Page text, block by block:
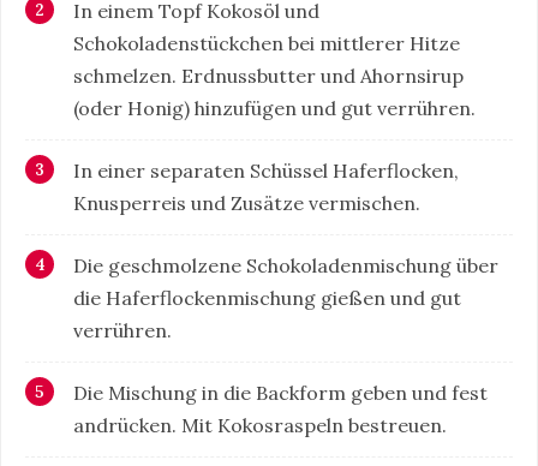
In einem Topf Kokosöl und
Schokoladenstückchen bei mittlerer Hitze
schmelzen. Erdnussbutter und Ahornsirup
(oder Honig) hinzufügen und gut verrühren.
In einer separaten Schüssel Haferflocken,
Knusperreis und Zusätze vermischen.
Die geschmolzene Schokoladenmischung über
die Haferflockenmischung gießen und gut
verrühren.
Die Mischung in die Backform geben und fest
andrücken. Mit Kokosraspeln bestreuen.